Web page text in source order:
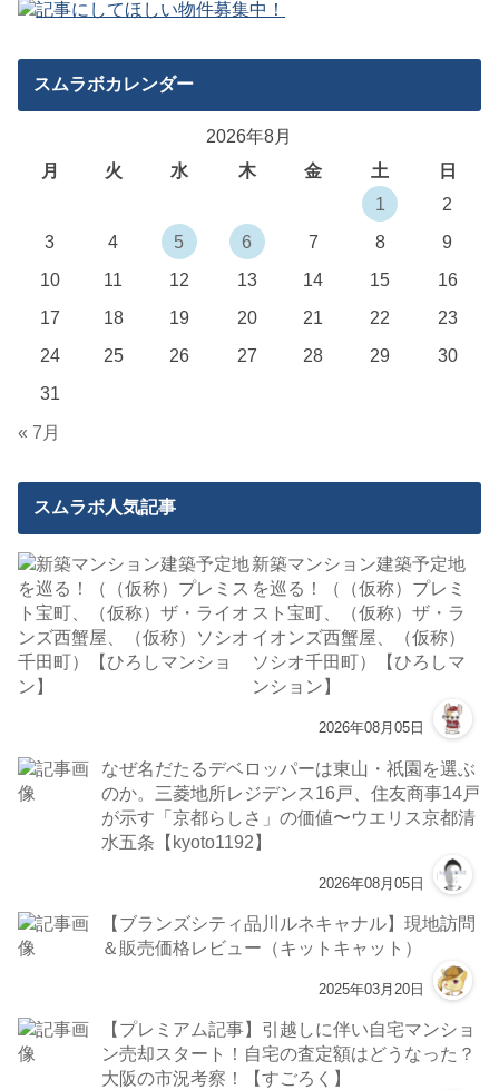
スムラボカレンダー
2026年8月
月
火 水 木 金 土
日
1
2
3
4 5 6 7 8
9
10
11 12 13 14 15
16
17
18 19 20 21 22
23
24
25 26 27 28 29
30
31
« 7月
スムラボ人気記事
新築マンション建築予定地
を巡る！（（仮称）プレミ
スト宝町、（仮称）ザ・ラ
イオンズ西蟹屋、（仮称）
ソシオ千田町）【ひろしマ
ンション】
2026年08月05日
なぜ名だたるデベロッパーは東山・祇園を選ぶ
のか。三菱地所レジデンス16戸、住友商事14戸
が示す「京都らしさ」の価値〜ウエリス京都清
水五条【kyoto1192】
2026年08月05日
【ブランズシティ品川ルネキャナル】現地訪問
＆販売価格レビュー（キットキャット）
2025年03月20日
【プレミアム記事】引越しに伴い自宅マンショ
ン売却スタート！自宅の査定額はどうなった？
大阪の市況考察！【すごろく】